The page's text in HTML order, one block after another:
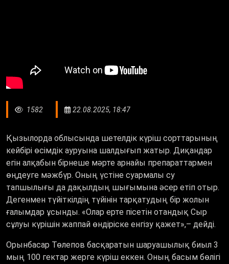
1582 22.08.2025, 18:47
Қызылорда облысында шетелдік күріш сорттарының
кейбірі өсімдік ауруына шалдығып жатыр. Диқандар
егін алқабын бірнеше мәрте арнайы препараттармен
өңдеуге мәжбүр. Оның үстіне суармалы су
тапшылығы да дақылдың шығымына әсер етіп отыр.
Дегенмен түйіткілдің түйінін тарқатудың бір жолын
ғалымдар ұсынды. «Олар ерте пісетін отандық Сыр
сұлуы күрішін жаппай өндіріске енгізу қажет»,– дейді.
Орынбасар Төлепов басқаратын шаруашылық биыл 3
мың 100 гектар жерге күріш еккен. Оның басым бөлігі